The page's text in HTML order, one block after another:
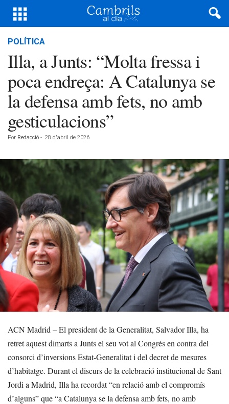
POLÍTICA
Illa, a Junts: “Molta fressa i
poca endreça: A Catalunya se
la defensa amb fets, no amb
gesticulacions”
Por Redacció - 28 d'abril de 2026
ACN Madrid – El president de la Generalitat, Salvador Illa, ha
retret aquest dimarts a Junts el seu vot al Congrés en contra del
consorci d’inversions Estat-Generalitat i del decret de mesures
d’habitatge. Durant el discurs de la celebració institucional de Sant
Jordi a Madrid, Illa ha recordat “en relació amb el compromís
d’alguns” que “a Catalunya se la defensa amb fets, no amb